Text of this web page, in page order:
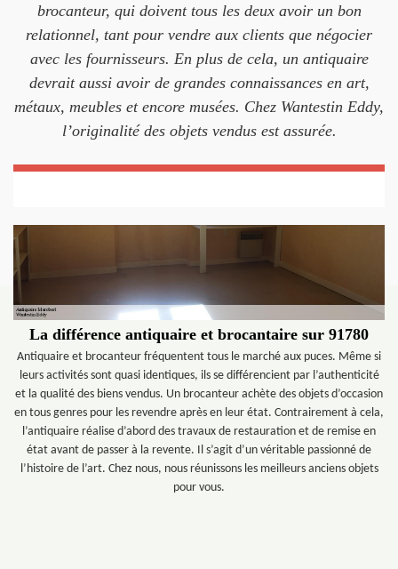
brocanteur, qui doivent tous les deux avoir un bon
relationnel, tant pour vendre aux clients que négocier
avec les fournisseurs. En plus de cela, un antiquaire
devrait aussi avoir de grandes connaissances en art,
métaux, meubles et encore musées. Chez Wantestin Eddy,
l’originalité des objets vendus est assurée.
La différence antiquaire et brocantaire sur 91780
Antiquaire et brocanteur fréquentent tous le marché aux puces. Même si
leurs activités sont quasi identiques, ils se différencient par l’authenticité
et la qualité des biens vendus. Un brocanteur achète des objets d’occasion
en tous genres pour les revendre après en leur état. Contrairement à cela,
l’antiquaire réalise d’abord des travaux de restauration et de remise en
état avant de passer à la revente. Il s’agit d’un véritable passionné de
l’histoire de l’art. Chez nous, nous réunissons les meilleurs anciens objets
pour vous.